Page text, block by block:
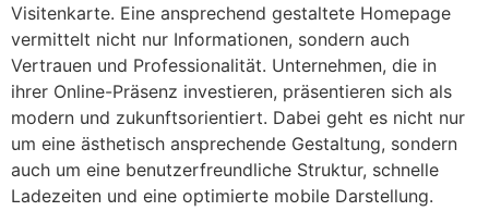
Visitenkarte. Eine ansprechend gestaltete Homepage
vermittelt nicht nur Informationen, sondern auch
Vertrauen und Professionalität. Unternehmen, die in
ihrer Online-Präsenz investieren, präsentieren sich als
modern und zukunftsorientiert. Dabei geht es nicht nur
um eine ästhetisch ansprechende Gestaltung, sondern
auch um eine benutzerfreundliche Struktur, schnelle
Ladezeiten und eine optimierte mobile Darstellung.